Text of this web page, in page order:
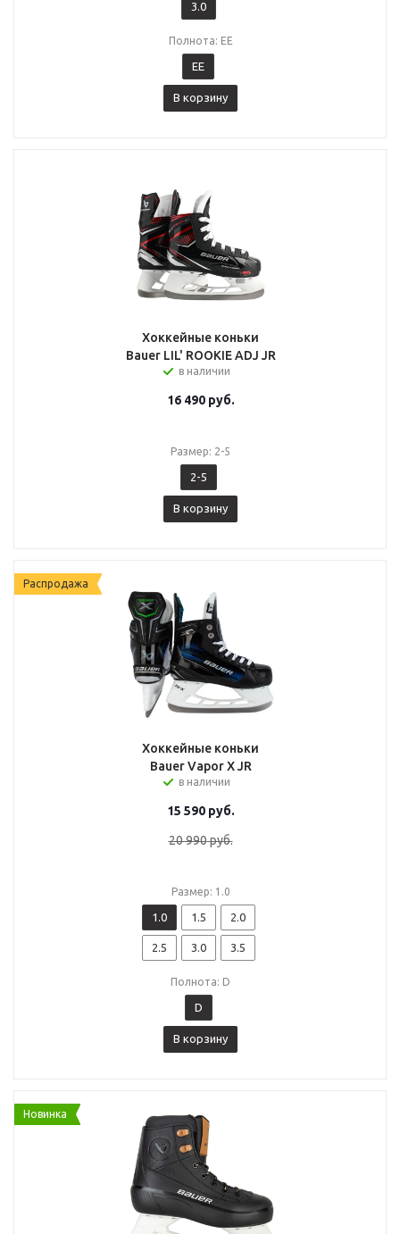
3.0
Полнота: EE
EE
В корзину
Хоккейные коньки
Bauer LIL' ROOKIE ADJ JR
в наличии
16 490руб.
Размер: 2-5
2-5
В корзину
Распродажа
Хоккейные коньки
Bauer Vapor X JR
в наличии
15 590руб.
20 990руб.
Размер: 1.0
1.0 1.5 2.0
2.5 3.0 3.5
Полнота: D
D
В корзину
Новинка